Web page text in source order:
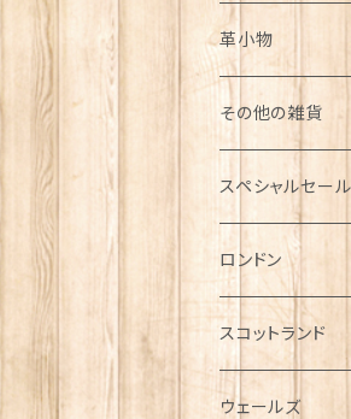
革小物
その他の雑貨
ミニカー
チャーム
犬グッズ
傘
スペシャルセール
ロンドン
スコットランド
ウェールズ